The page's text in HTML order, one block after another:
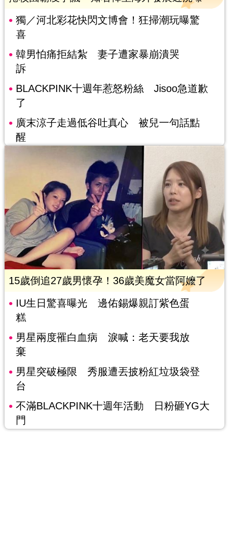
獨／河北彩花快閃文博會！狂掃潮玩曝驚
喜
韓男怕痛拒結紮 妻子遭家暴崩潰哭
訴
BLACKPINK十週年惹怒粉絲 Jisoo急道歉
了
廣末涼子走過低谷吐真心 被兒一句話點
醒
15歲倒追27歲男懷孕！36歲美魔女當阿嬤了
IU生日驚喜曝光 邊佑錫爆親訂紫色蛋
糕
男星兩度罹白血病 淚喊：老天要我放
棄
男星突破極限 秀服遭丟披粉紅垃圾袋登
台
不滿BLACKPINK十週年活動 日粉砸YG大
門